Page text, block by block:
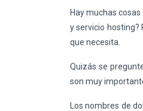
Hay muchas
y servicio
que necesita.
Quizás se
son muy
Los nombres de